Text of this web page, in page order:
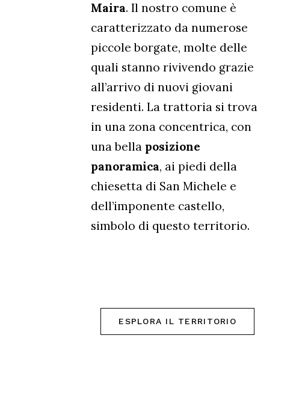
Maira. Il nostro comune è
caratterizzato da numerose
piccole borgate, molte delle
quali stanno rivivendo grazie
all’arrivo di nuovi giovani
residenti. La trattoria si trova
in una zona concentrica, con
una bella posizione
panoramica, ai piedi della
chiesetta di San Michele e
dell’imponente castello,
simbolo di questo territorio.
ESPLORA IL TERRITORIO